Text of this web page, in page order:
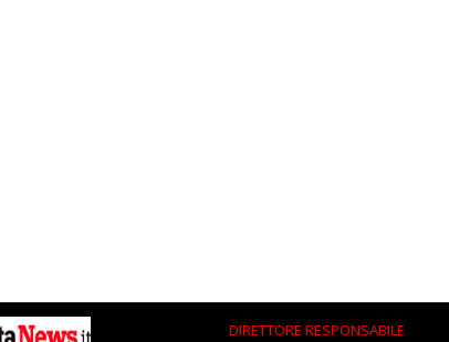
DIRETTORE RESPONSABILE